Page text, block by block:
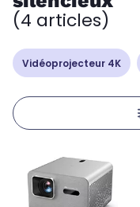
(4 articles)
Vidéoprojecteur 4K